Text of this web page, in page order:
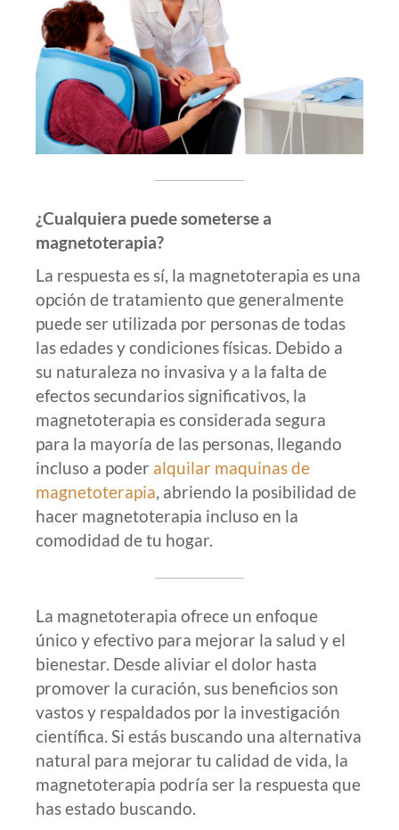
¿Cualquiera puede someterse a
magnetoterapia?
La respuesta es sí, la magnetoterapia es una
opción de tratamiento que generalmente
puede ser utilizada por personas de todas
las edades y condiciones físicas. Debido a
su naturaleza no invasiva y a la falta de
efectos secundarios significativos, la
magnetoterapia es considerada segura
para la mayoría de las personas, llegando
incluso a poder alquilar maquinas de
magnetoterapia, abriendo la posibilidad de
hacer magnetoterapia incluso en la
comodidad de tu hogar.
La magnetoterapia ofrece un enfoque
único y efectivo para mejorar la salud y el
bienestar. Desde aliviar el dolor hasta
promover la curación, sus beneficios son
vastos y respaldados por la investigación
científica. Si estás buscando una alternativa
natural para mejorar tu calidad de vida, la
magnetoterapia podría ser la respuesta que
has estado buscando.